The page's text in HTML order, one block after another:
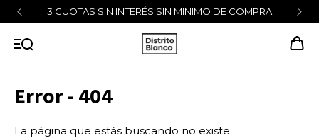
3 CUOTAS SIN INTERÉS SIN MINIMO DE COMPRA
Error - 404
La página que estás buscando no existe.